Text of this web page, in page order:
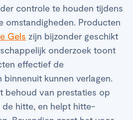
controle te houden tijdens
omstandigheden. Producten
Gels zijn bijzonder geschikt
onderzoek toont
effectief de
binnenuit kunnen verlagen.
behoud van prestaties op
de hitte, en helpt hitte-